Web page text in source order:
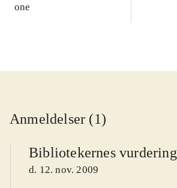
one
Anmeldelser (1)
Bibliotekernes vurdering
d. 12. nov. 2009